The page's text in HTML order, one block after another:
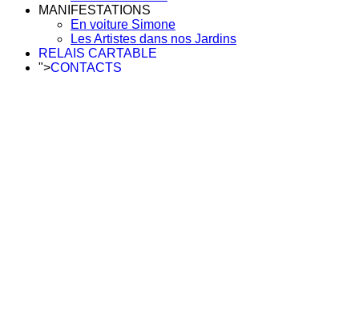
MANIFESTATIONS
En voiture Simone
Les Artistes dans nos Jardins
RELAIS CARTABLE
">CONTACTS